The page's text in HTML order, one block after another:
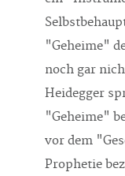
"Geheime"
noch gar
Heidegger
"Geheime"
vor dem
Prophetie